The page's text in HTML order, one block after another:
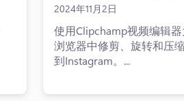
2024年11月2日
使用Clipchamp视频编辑
浏览器中修剪、旋转和压
到Instagram。...